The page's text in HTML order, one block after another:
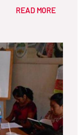
y
La AECID
programa.
READ MORE